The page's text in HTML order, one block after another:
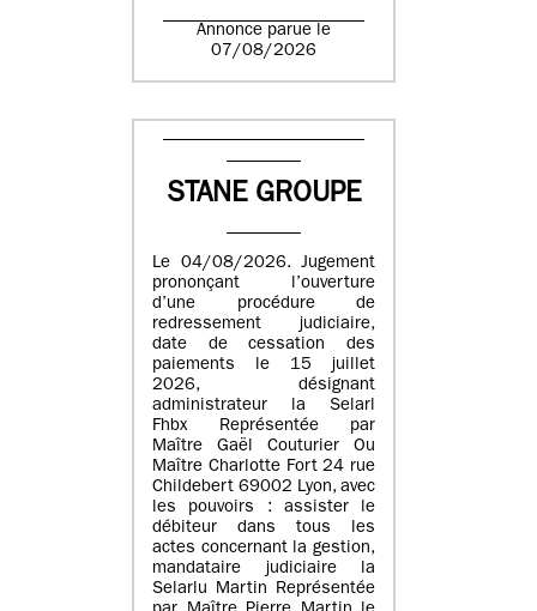
Annonce parue le
07/08/2026
STANE GROUPE
Le 04/08/2026. Jugement
prononçant l’ouverture
d’une procédure de
redressement judiciaire,
date de cessation des
paiements le 15 juillet
2026, désignant
administrateur la Selarl
Fhbx Représentée par
Maître Gaël Couturier Ou
Maître Charlotte Fort 24 rue
Childebert 69002 Lyon, avec
les pouvoirs : assister le
débiteur dans tous les
actes concernant la gestion,
mandataire judiciaire la
Selarlu Martin Représentée